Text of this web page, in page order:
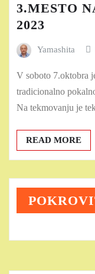
3.MESTO
2023
Yamashita
V soboto 7.oktobra
tradicionalno
Na tekmovanju je
READ MORE